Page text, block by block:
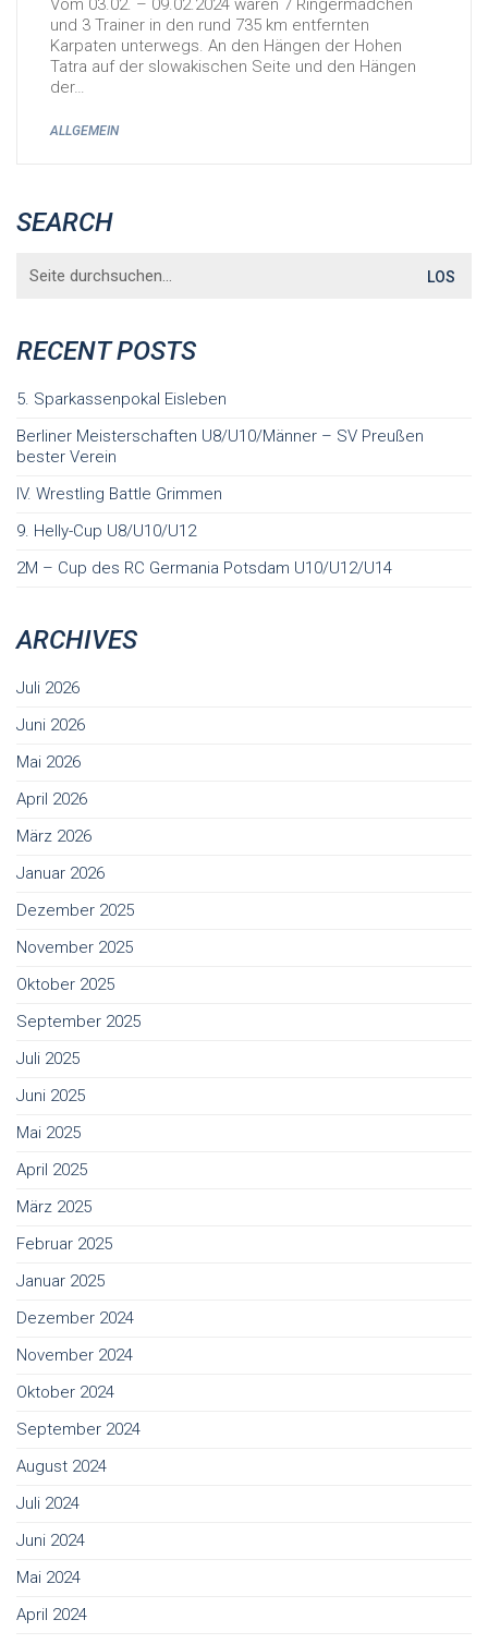
Vom 03.02. – 09.02.2024 waren 7 Ringermädchen
und 3 Trainer in den rund 735 km entfernten
Karpaten unterwegs. An den Hängen der Hohen
Tatra auf der slowakischen Seite und den Hängen
der…
ALLGEMEIN
SEARCH
for:
RECENT POSTS
5. Sparkassenpokal Eisleben
Berliner Meisterschaften U8/U10/Männer – SV Preußen
bester Verein
IV. Wrestling Battle Grimmen
9. Helly-Cup U8/U10/U12
2M – Cup des RC Germania Potsdam U10/U12/U14
ARCHIVES
Juli 2026
Juni 2026
Mai 2026
April 2026
März 2026
Januar 2026
Dezember 2025
November 2025
Oktober 2025
September 2025
Juli 2025
Juni 2025
Mai 2025
April 2025
März 2025
Februar 2025
Januar 2025
Dezember 2024
November 2024
Oktober 2024
September 2024
August 2024
Juli 2024
Juni 2024
Mai 2024
April 2024